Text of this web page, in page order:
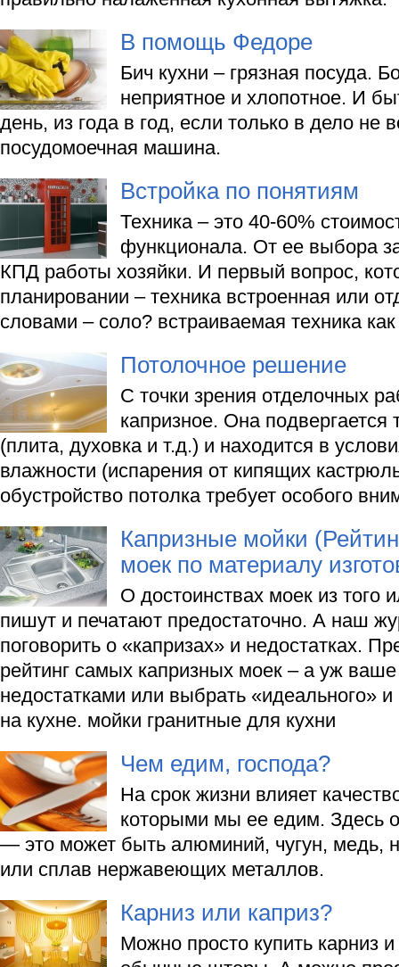
В помощь Федоре
Бич кухни – грязная посуда.
неприятное и хлопотное. И
день, из года в год, если только в дело не
посудомоечная машина.
Встройка по понятиям
Техника – это 40-60%
функционала. От ее выбора
КПД работы хозяйки. И первый вопрос,
планировании – техника встроенная или
словами – соло? встраиваемая техника
Потолочное решение
С точки зрения отделочных
капризное. Она подвергается
(плита, духовка и т.д.) и находится в
влажности (испарения от кипящих
обустройство потолка требует особого
Капризные мойки
моек по материалу
О достоинствах моек из того
пишут и печатают предостаточно. А наш
поговорить о «капризах» и недостатках.
рейтинг самых капризных моек – а уж
недостатками или выбрать «идеального»
на кухне. мойки гранитные для кухни
Чем едим, господа?
На срок жизни влияет
которыми мы ее едим. Здесь
— это может быть алюминий, чугун, медь,
или сплав нержавеющих металлов.
Карниз или каприз?
Можно просто купить карниз